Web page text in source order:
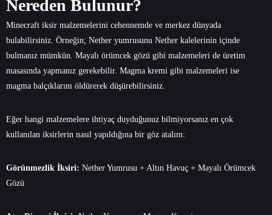
Nereden Bulunur?
Minecraft iksir malzemelerini cehennemde ve merkez dünyada
bulabilirsiniz. Örneğin; Nether yumrusunu Nether kalelerinin içinde
bulmanız mümkün. Mayalı örümcek gözü gibi malzemeleri de üretim
masasında yapmanız gerekebilir. Magma kremi gibi malzemeleri ise
magma balçıklarını öldürerek düşürebilirsiniz.
Eğer hangi malzemelere ihtiyaç duyduğunuz bilmiyorsanız en çok
kullanılan iksirlerin nasıl yapıldığına bir göz atalım:
Görünmezlik İksiri: Nether Yumrusu + Altın Havuç + Mayalı Örümcek
Gözü